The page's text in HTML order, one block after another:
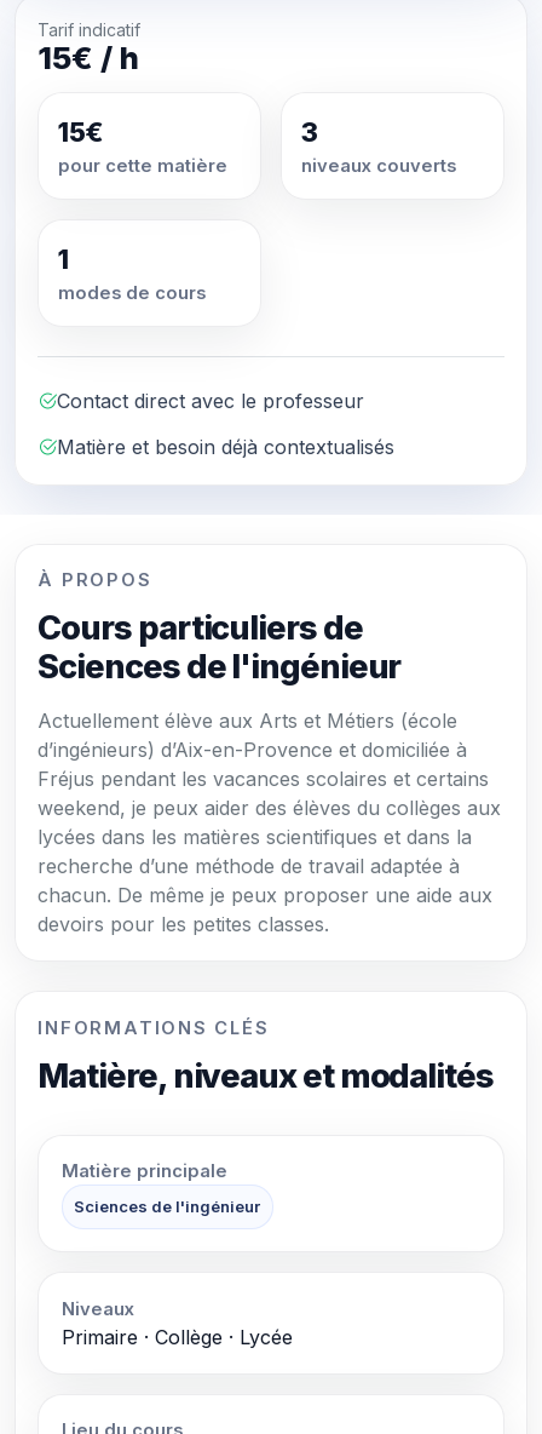
Tarif indicatif
15€ / h
15€
pour cette matière
3
niveaux couverts
1
modes de cours
Contact direct avec le professeur
Matière et besoin déjà contextualisés
À PROPOS
Cours particuliers de
Sciences de l'ingénieur
Actuellement élève aux Arts et Métiers (école
d’ingénieurs) d’Aix-en-Provence et domiciliée à
Fréjus pendant les vacances scolaires et certains
weekend, je peux aider des élèves du collèges aux
lycées dans les matières scientifiques et dans la
recherche d’une méthode de travail adaptée à
chacun. De même je peux proposer une aide aux
devoirs pour les petites classes.
INFORMATIONS CLÉS
Matière, niveaux et modalités
Matière principale
Sciences de l'ingénieur
Niveaux
Primaire · Collège · Lycée